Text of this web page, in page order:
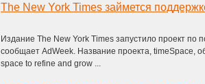
The New York Times займется
Издание The New York Times запустило проект по
сообщает AdWeek. Название проекта, timeSpace,
space to refine and grow ...